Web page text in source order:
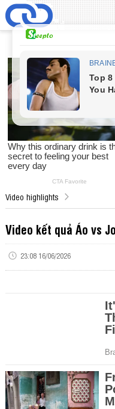
Video highlights
Video kết quả Áo vs
23:08 16/06/2026